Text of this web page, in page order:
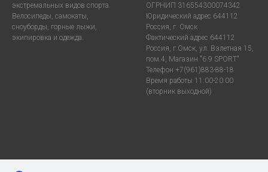
экстремальных видов спорта.
Велосипеды, самокаты,
сноуборды, горные лыжи,
экипировка и одежда.
ОГРНИП 316554300074342
Юридический адрес 644112
Россия, г. Омск
Фактический адрес 644112
Россия, г.Омск, ул. Взлетная 15,
пом.4, Магазин "6.9 SPORT"
Телефон +7(961)883-88-18
Время работы 11:00-20:00
(вторник выходной)